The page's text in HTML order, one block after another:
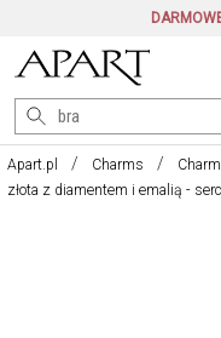
Apart.pl Charms
złota z diamentem i emalią -